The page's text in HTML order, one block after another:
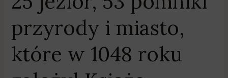
przyrody i miasto,
które w 1048 roku